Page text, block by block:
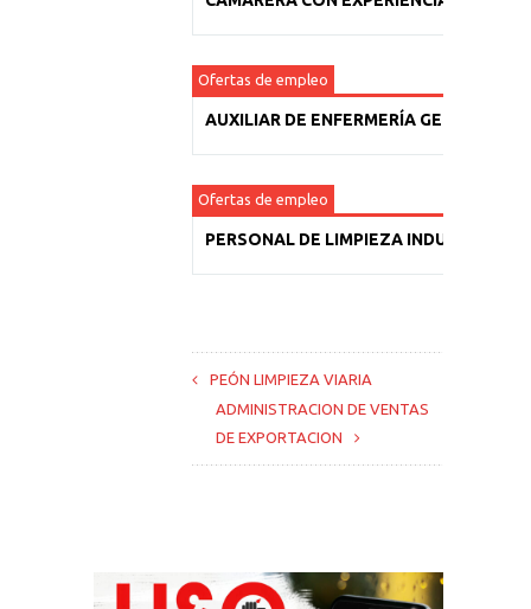
Ofertas de empleo
AUXILIAR DE ENFERMERÍA GERIÁTRICA
Ofertas de empleo
PERSONAL DE LIMPIEZA INDUSTRIAL
PEÓN LIMPIEZA VIARIA
ADMINISTRACION DE VENTAS
DE EXPORTACION